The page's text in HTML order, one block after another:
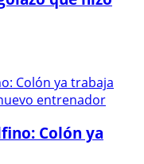
Colón ya